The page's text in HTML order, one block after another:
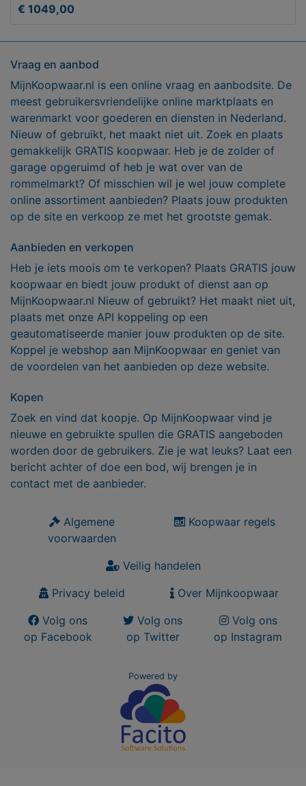
€ 1049,00
Vraag en aanbod
MijnKoopwaar.nl is een online vraag en aanbodsite. De
meest gebruikersvriendelijke online marktplaats en
warenmarkt voor goederen en diensten in Nederland.
Nieuw of gebruikt, het maakt niet uit. Zoek en plaats
gemakkelijk GRATIS koopwaar. Heb je de zolder of
garage opgeruimd of heb je wat over van de
rommelmarkt? Of misschien wil je wel jouw complete
online assortiment aanbieden? Plaats jouw produkten
op de site en verkoop ze met het grootste gemak.
Aanbieden en verkopen
Heb je iets moois om te verkopen? Plaats GRATIS jouw
koopwaar en biedt jouw produkt of dienst aan op
MijnKoopwaar.nl Nieuw of gebruikt? Het maakt niet uit,
plaats met onze API koppeling op een
geautomatiseerde manier jouw produkten op de site.
Koppel je webshop aan MijnKoopwaar en geniet van
de voordelen van het aanbieden op deze website.
Kopen
Zoek en vind dat koopje. Op MijnKoopwaar vind je
nieuwe en gebruikte spullen die GRATIS aangeboden
worden door de gebruikers. Zie je wat leuks? Laat een
bericht achter of doe een bod, wij brengen je in
contact met de aanbieder.
Algemene
voorwaarden
Koopwaar regels
Veilig handelen
Privacy beleid
Over Mijnkoopwaar
Volg ons
op Facebook
Volg ons
op Twitter
Volg ons
op Instagram
Powered by